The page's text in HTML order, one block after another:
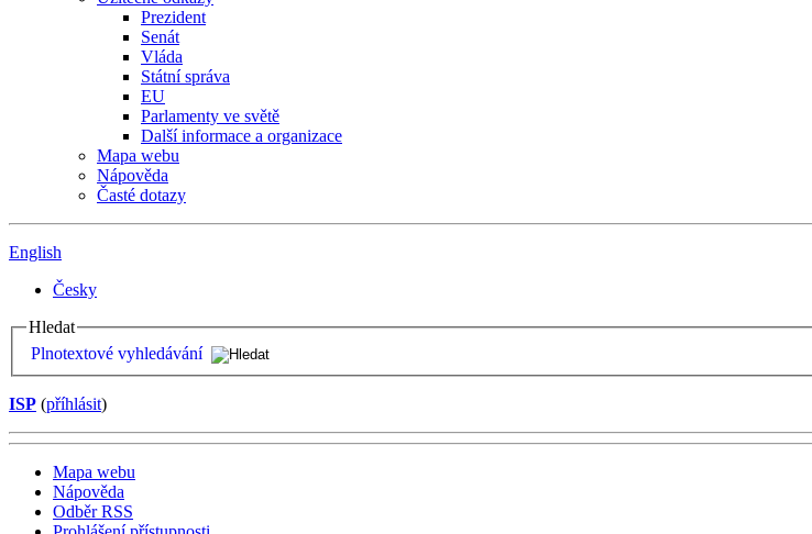
Prezident
Senát
Vláda
Státní správa
EU
Parlamenty ve světě
Další informace a organizace
Mapa webu
Nápověda
Časté dotazy
English
Česky
Hledat
Plnotextové vyhledávání
ISP (příhlásit)
Mapa webu
Nápověda
Odběr RSS